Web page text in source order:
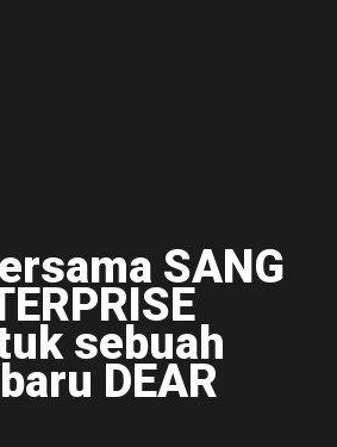
SANG
sebuah
DEAR